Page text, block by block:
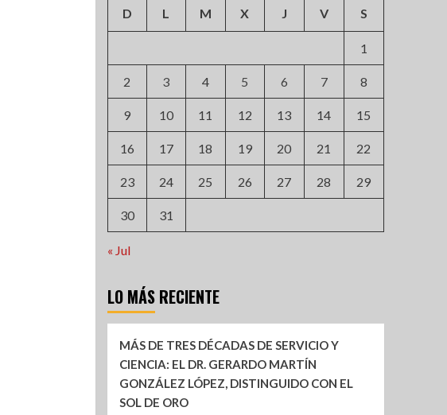
D L M X J V S
1
2 3 4 5 6 7 8
9 10 11 12 13 14 15
16 17 18 19 20 21 22
23 24 25 26 27 28 29
30 31
« Jul
LO MÁS RECIENTE
MÁS DE TRES DÉCADAS DE SERVICIO Y
CIENCIA: EL DR. GERARDO MARTÍN
GONZÁLEZ LÓPEZ, DISTINGUIDO CON EL
SOL DE ORO